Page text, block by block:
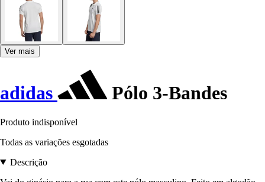
Ver mais
adidas Pólo 3-Bandes
Produto indisponível
Todas as variações esgotadas
Descrição